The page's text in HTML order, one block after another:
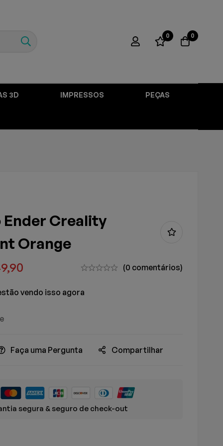
0 0
3D IMPRESSOS PEÇAS
Ender Creality
Orange
(0 comentários)
vendo isso agora
Faça uma Pergunta Compartilhar
segura & seguro de check-out